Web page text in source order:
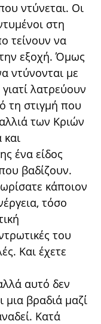
ντύνεται. Οι
στη
τείνουν να
εξοχή. Όμως
ντύνονται με
λατρεύουν
τη στιγμή που
των Κριών
ένα είδος
βαδίζουν.
κάποιον
τόσο
του
Και έχετε
αυτό δεν
μια βραδιά μαζί
Κατά